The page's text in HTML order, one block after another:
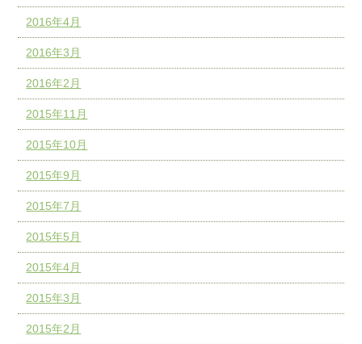
2016年4月
2016年3月
2016年2月
2015年11月
2015年10月
2015年9月
2015年7月
2015年5月
2015年4月
2015年3月
2015年2月